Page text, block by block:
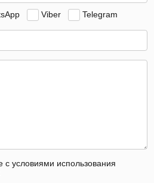
Viber Telegram
с условиями использования